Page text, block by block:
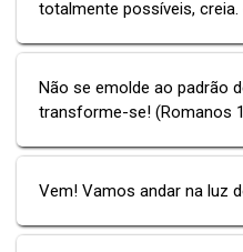
totalmente possíveis, creia.
Não se emolde ao padrão
transforme-se! (Romanos
Vem! Vamos andar na luz